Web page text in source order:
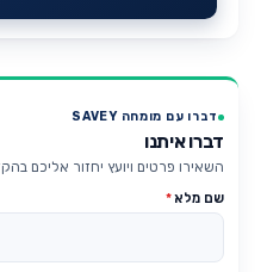
דברו עם מומחה SAVEY
דברו איתנו
השאירו פרטים ויועץ יחזור אליכם
שם מלא*